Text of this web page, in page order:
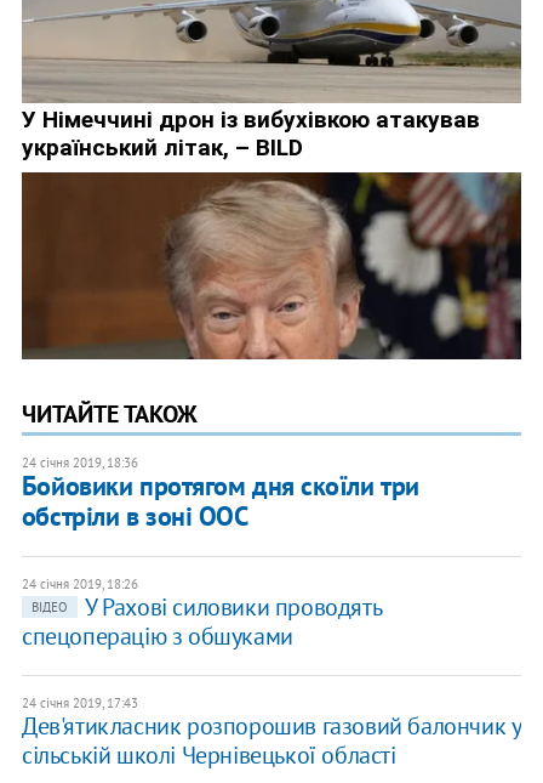
ЧИТАЙТЕ ТАКОЖ
24 січня 2019, 18:36
Бойовики протягом дня скоїли три
обстріли в зоні ООС
24 січня 2019, 18:26
ВІДЕО
У Рахові силовики проводять
спецоперацію з обшуками
24 січня 2019, 17:43
Дев'ятикласник розпорошив газовий балончик у
сільській школі Чернівецької області